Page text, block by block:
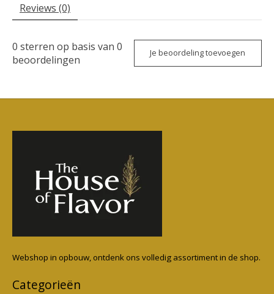
Reviews (0)
0 sterren op basis van 0
beoordelingen
Je beoordeling toevoegen
Webshop in opbouw, ontdenk ons volledig assortiment in de shop.
Categorieën